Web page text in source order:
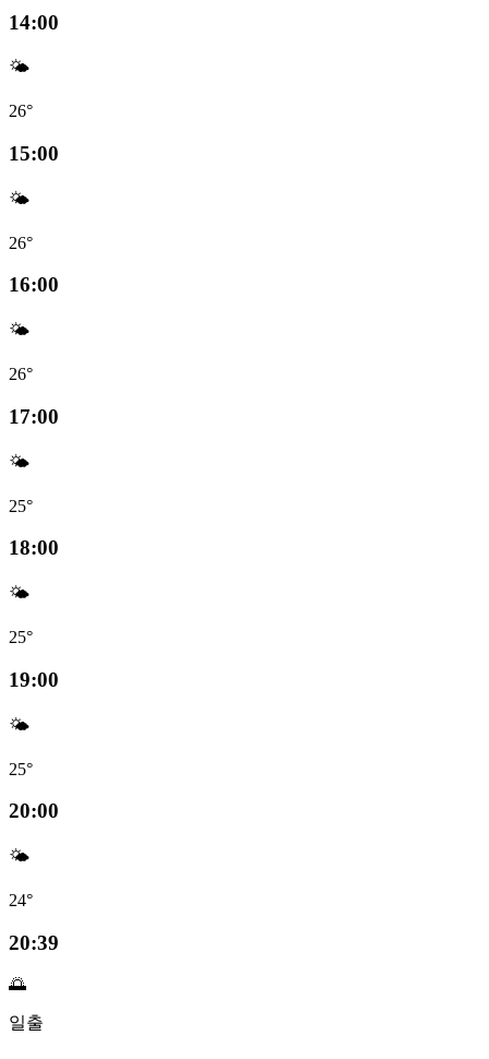
14:00
🌤️
26°
15:00
🌤️
26°
16:00
🌤️
26°
17:00
🌤️
25°
18:00
🌤️
25°
19:00
🌤️
25°
20:00
🌤️
24°
20:39
🌅
일출